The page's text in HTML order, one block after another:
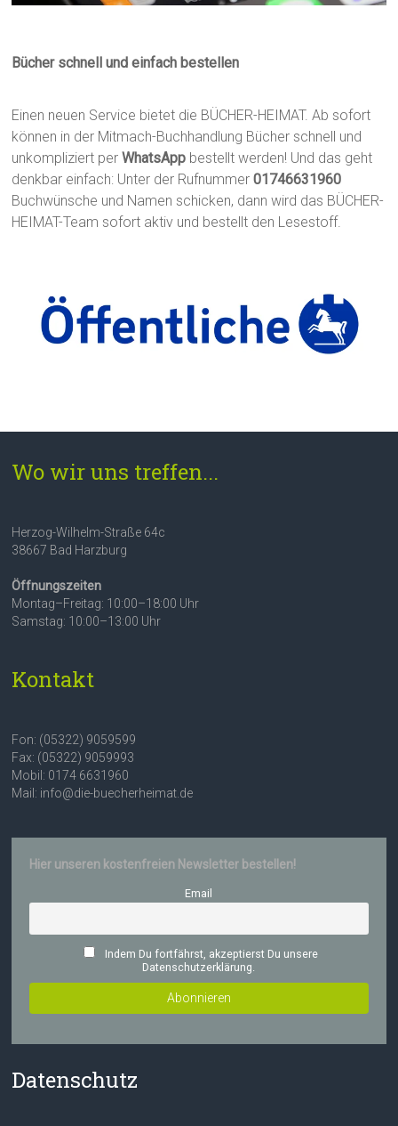
Bücher schnell und einfach bestellen
Einen neuen Service bietet die BÜCHER-HEIMAT. Ab sofort
können in der Mitmach-Buchhandlung Bücher schnell und
unkompliziert perWhatsApp bestellt werden! Und das geht
denkbar einfach: Unter der Rufnummer01746631960
Buchwünsche und Namen schicken, dann wird das BÜCHER-
HEIMAT-Team sofort aktiv und bestellt den Lesestoff.
Wo wir uns treffen...
Herzog-Wilhelm-Straße 64c
38667 Bad Harzburg
Öffnungszeiten
Montag–Freitag: 10:00–18:00 Uhr
Samstag: 10:00–13:00 Uhr
Kontakt
Fon: (05322) 9059599
Fax: (05322) 9059993
Mobil: 0174 6631960
Mail: info@die-buecherheimat.de
Hier unseren kostenfreien Newsletter bestellen!
Email
Indem Du fortfährst, akzeptierst Du unsere
Datenschutzerklärung.
Datenschutz